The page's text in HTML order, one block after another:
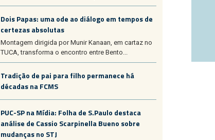
Dois Papas: uma ode ao diálogo em tempos de
certezas absolutas
Montagem dirigida por Munir Kanaan, em cartaz no
TUCA, transforma o encontro entre Bento...
Tradição de pai para filho permanece há
décadas na FCMS
PUC-SP na Mídia: Folha de S.Paulo destaca
análise de Cassio Scarpinella Bueno sobre
mudanças no STJ